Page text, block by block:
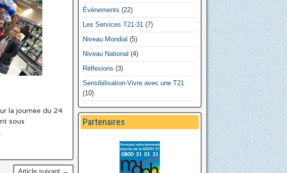
la journée du 24
sous
Article suivant →
Évènements (22)
Les Services T21-31 (7)
Niveau Mondial (5)
Niveau National (4)
Réflexions (3)
Sensibilisation-Vivre avec une T21
(10)
Partenaires